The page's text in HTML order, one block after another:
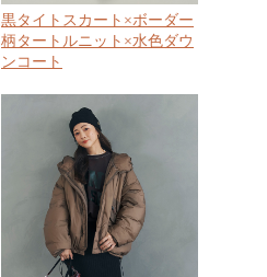
黒タイトスカート×ボーダー
柄タートルニット×水色ダウ
ンコート